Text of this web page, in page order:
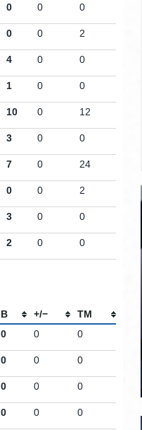
0 0 0
0 0 2
4 0 0
1 0 0
10 0 12
3 0 0
7 0 24
0 0 2
3 0 0
2 0 0
B +/−
TM
0 0 0
0 0 0
0 0 0
0 0 0